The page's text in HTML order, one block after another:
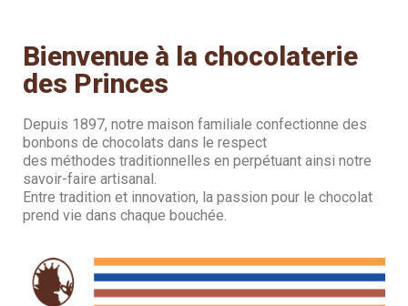
Bienvenue à la chocolaterie
des Princes
Depuis 1897, notre maison familiale confectionne des
bonbons de chocolats dans le respect
des méthodes traditionnelles en perpétuant ainsi notre
savoir-faire artisanal.
Entre tradition et innovation, la passion pour le chocolat
prend vie dans chaque bouchée.